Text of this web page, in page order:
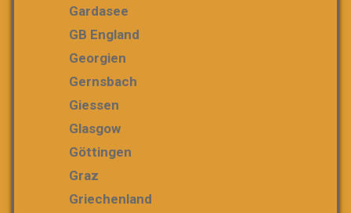
Gardasee
GB England
Georgien
Gernsbach
Giessen
Glasgow
Göttingen
Graz
Griechenland